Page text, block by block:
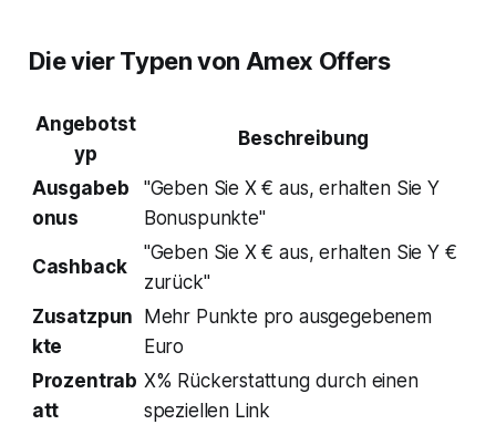
Die vier Typen von Amex Offers
Angebotst
yp
Beschreibung
Ausgabeb
onus
"Geben Sie X € aus, erhalten Sie Y
Bonuspunkte"
Cashback
"Geben Sie X € aus, erhalten Sie Y €
zurück"
Zusatzpun
kte
Mehr Punkte pro ausgegebenem
Euro
Prozentrab
att
X% Rückerstattung durch einen
speziellen Link